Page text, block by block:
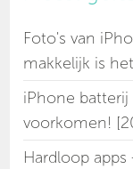
Foto's van
makkelijk is
iPhone batterij
voorkomen!
Hardloop